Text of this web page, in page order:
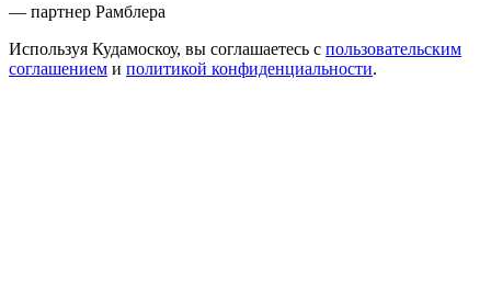
— партнер Рамблера
Используя Кудамоскоу, вы соглашаетесь с пользовательским
соглашением и политикой конфиденциальности.